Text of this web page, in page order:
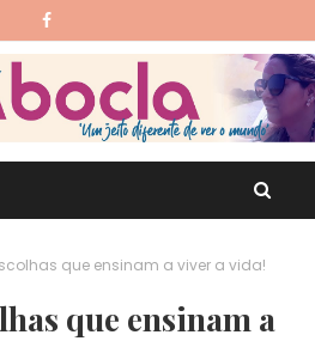
que ensinam a viver a vida!
que ensinam a